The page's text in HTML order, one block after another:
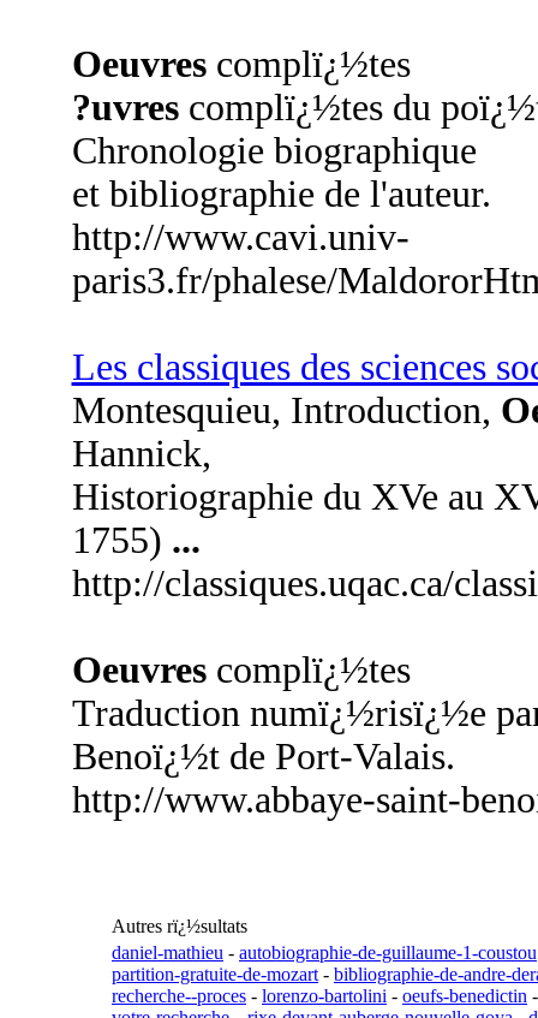
Oeuvrescomplï¿½tes
?uvrescomplï¿½tes du
Chronologie biographique
et bibliographie de l'auteur.
http://www.cavi.univ-
paris3.fr/phalese/
Les classiques des sciences
Montesquieu, Introduction,
Hannick,
Historiographie du XVe au
1755) ...
http://classiques.uqac.ca/
Oeuvrescomplï¿½tes
Traduction numï¿½risï¿½e
Benoï¿½t de Port-Valais.
http://www.abbaye-saint-
Autres rï¿½sultats
daniel-mathieu - autobiographie-de-guillaume-1-coustou
partition-gratuite-de-mozart - bibliographie-de-andre-
recherche--proces - lorenzo-bartolini - oeufs-benedictin